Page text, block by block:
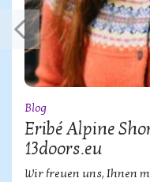
Blog
Eribé Alpine
13doors.eu
Wir freuen uns, Ihnen